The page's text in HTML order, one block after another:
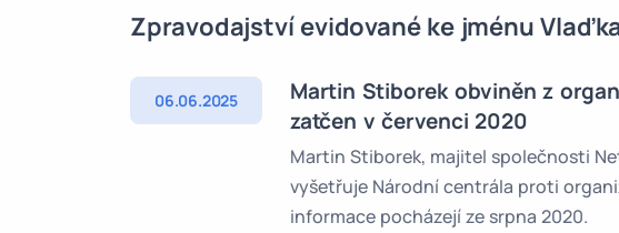
Zpravodajství evidované ke jménu
06.06.2025
Martin Stiborek obviněn z
zatčen v červenci 2020
Martin Stiborek, majitel společnosti
vyšetřuje Národní centrála proti
informace pocházejí ze srpna 2020.